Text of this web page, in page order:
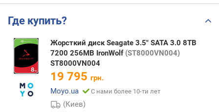
Где купить?
Жорсткий диск Seagate 3.5" SATA 3.0 8TB
7200 256MB IronWolf (ST8000VN004)
ST8000VN004
19 795 грн.
Moyo.ua
С нами более 10-ти лет
(Киев)